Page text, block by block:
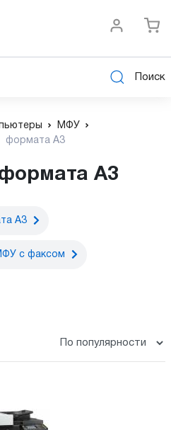
Поиск
МФУ
формата А3
А3
А3
с факсом